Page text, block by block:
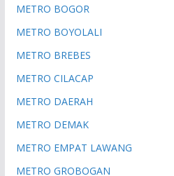
METRO BOGOR
METRO BOYOLALI
METRO BREBES
METRO CILACAP
METRO DAERAH
METRO DEMAK
METRO EMPAT LAWANG
METRO GROBOGAN